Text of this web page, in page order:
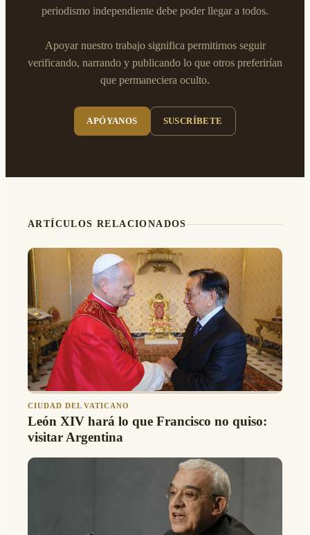
periodismo independiente debe poder llegar a todos.
Apoyar nuestro trabajo significa permitirnos seguir
verificando, narrando y publicando lo que otros preferirían
que permaneciera oculto.
APÓYANOS SUSCRÍBETE
ARTÍCULOS RELACIONADOS
CIUDAD DEL VATICANO
León XIV hará lo que Francisco no quiso:
visitar Argentina